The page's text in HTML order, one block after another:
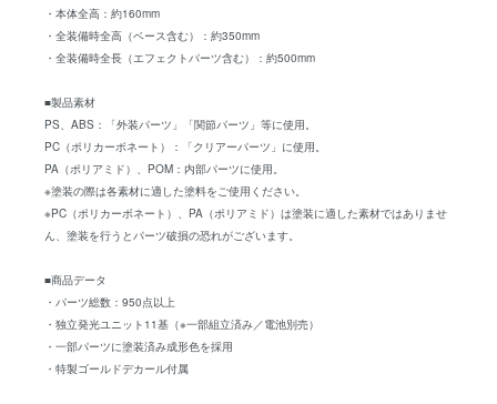
・本体全高：約160mm
・全装備時全高（ベース含む）：約350mm
・全装備時全長（エフェクトパーツ含む）：約500mm
■製品素材
PS、ABS：「外装パーツ」「関節パーツ」等に使用。
PC（ポリカーボネート）：「クリアーパーツ」に使用。
PA（ポリアミド）、POM：内部パーツに使用。
※塗装の際は各素材に適した塗料をご使用ください。
※PC（ポリカーボネート）、PA（ポリアミド）は塗装に適した素材ではありませ
ん、塗装を行うとパーツ破損の恐れがございます。
■商品データ
・パーツ総数：950点以上
・独立発光ユニット11基（※一部組立済み／電池別売）
・一部パーツに塗装済み成形色を採用
・特製ゴールドデカール付属